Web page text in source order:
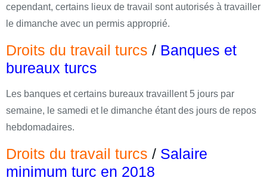
cependant, certains lieux de travail sont autorisés à travailler
le dimanche avec un permis approprié.
Droits du travail turcs / Banques et
bureaux turcs
Les banques et certains bureaux travaillent 5 jours par
semaine, le samedi et le dimanche étant des jours de repos
hebdomadaires.
Droits du travail turcs / Salaire
minimum turc en 2018